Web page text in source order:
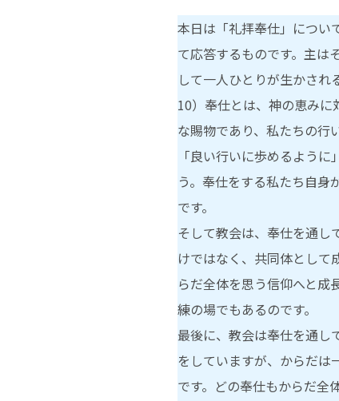
本日は「礼拝奉仕」につい
て応答するものです。主は
して一人ひとりが生かさ
10）奉仕とは、神の恵み
な賜物であり、私たちの行
「良い行いに歩めるよう
う。奉仕をする私たち自
です。
そして教会は、奉仕を通し
けではなく、共同体として
らだ全体を思う信仰へと成
練の場でもあるのです。
最後に、教会は奉仕を通し
をしていますが、からだは
です。どの奉仕もからだ全